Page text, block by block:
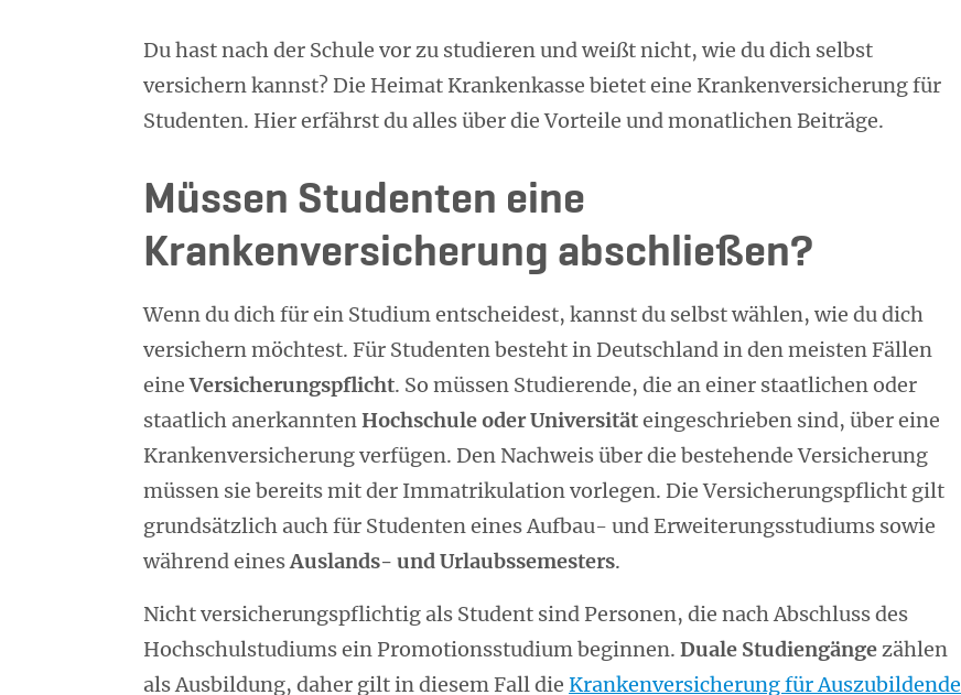
Du hast nach der Schule vor zu studieren und weißt nicht, wie du dich selbst
versichern kannst? Die Heimat Krankenkasse bietet eine Krankenversicherung für
Studenten. Hier erfährst du alles über die Vorteile und monatlichen Beiträge.
Müssen Studenten eine
Krankenversicherung abschließen?
Wenn du dich für ein Studium entscheidest, kannst du selbst wählen, wie du dich
versichern möchtest. Für Studenten besteht in Deutschland in den meisten Fällen
eineVersicherungspflicht. So müssen Studierende, die an einer staatlichen oder
staatlich anerkanntenHochschule oder Universitäteingeschrieben sind, über eine
Krankenversicherung verfügen. Den Nachweis über die bestehende Versicherung
müssen sie bereits mit der Immatrikulation vorlegen. Die Versicherungspflicht gilt
grundsätzlich auch für Studenten eines Aufbau- und Erweiterungsstudiums sowie
während einesAuslands- und Urlaubssemesters.
Nicht versicherungspflichtig als Student sind Personen, die nach Abschluss des
Hochschulstudiums ein Promotionsstudium beginnen. Duale Studiengängezählen
als Ausbildung, daher gilt in diesem Fall die Krankenversicherung für Auszubildende